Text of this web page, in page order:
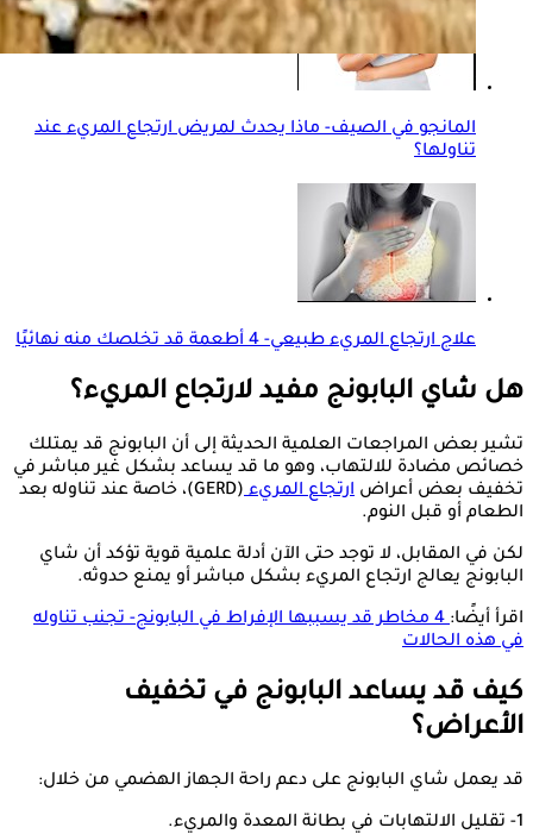
المانجو في الصيف- ماذا يحدث لمريض ارتجاع المريء عند
تناولها؟
علاج ارتجاع المريء طبيعي- 4 أطعمة قد تخلصك منه نهائيًا
هل شاي البابونج مفيد لارتجاع المريء؟
تشير بعض المراجعات العلمية الحديثة إلى أن البابونج قد يمتلك
خصائص مضادة للالتهاب، وهو ما قد يساعد بشكل غير مباشر في
تخفيف بعض أعراض ارتجاع المريء
(GERD)، خاصة عند تناوله بعد
الطعام أو قبل النوم.
لكن في المقابل، لا توجد حتى الآن أدلة علمية قوية تؤكد أن شاي
البابونج يعالج ارتجاع المريء بشكل مباشر أو يمنع حدوثه.
اقرأ أيضًا:
4 مخاطر قد يسببها الإفراط في البابونج- تجنب تناوله
في هذه الحالات
كيف قد يساعد البابونج في تخفيف
الأعراض؟
قد يعمل شاي البابونج على دعم راحة الجهاز الهضمي من خلال:
1- تقليل الالتهابات في بطانة المعدة والمريء.